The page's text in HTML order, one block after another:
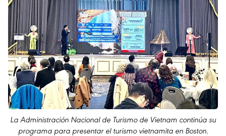
La Administración Nacional de Turismo de Vietnam continúa su
programa para presentar el turismo vietnamita en Boston.